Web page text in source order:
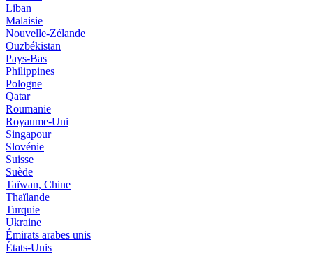
Liban
Malaisie
Nouvelle-Zélande
Ouzbékistan
Pays-Bas
Philippines
Pologne
Qatar
Roumanie
Royaume-Uni
Singapour
Slovénie
Suisse
Suède
Taïwan, Chine
Thaïlande
Turquie
Ukraine
Émirats arabes unis
États-Unis